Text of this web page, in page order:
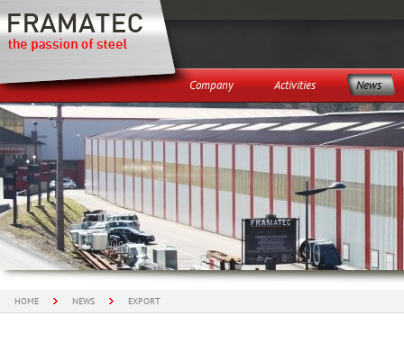
Company Activities News
HOME NEWS EXPORT